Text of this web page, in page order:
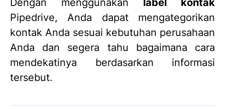
Dengan menggunakan label kontak
Pipedrive, Anda dapat mengategorikan
kontak Anda sesuai kebutuhan perusahaan
Anda dan segera tahu bagaimana cara
mendekatinya berdasarkan informasi
tersebut.